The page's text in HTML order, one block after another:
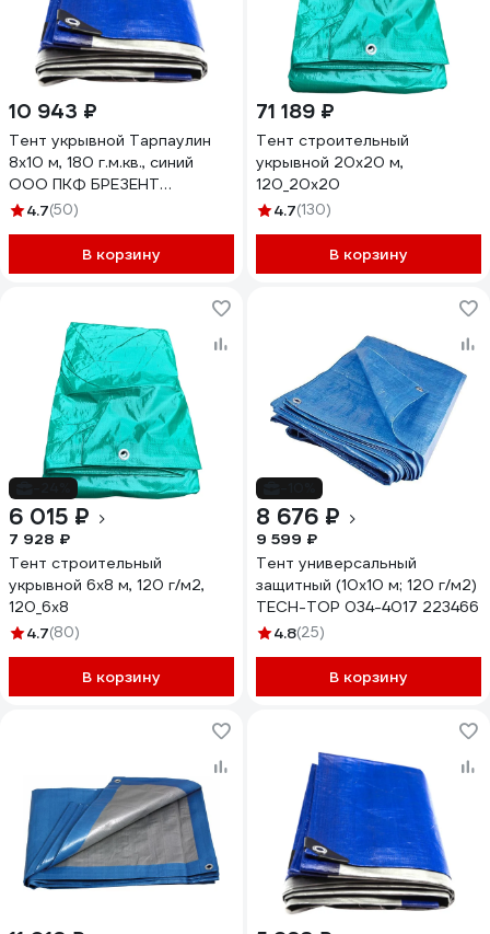
10 943 ₽
Тент укрывной Тарпаулин
8х10 м, 180 г.м.кв., синий
ООО ПКФ БРЕЗЕНТ
В81018020
4.7(50)
В корзину
71 189 ₽
Тент строительный
укрывной 20х20 м,
120_20х20
4.7(130)
В корзину
6 015 ₽
7 928 ₽
Тент строительный
укрывной 6х8 м, 120 г/м2,
120_6х8
4.7(80)
В корзину
8 676 ₽
9 599 ₽
Тент универсальный
защитный (10х10 м; 120 г/м2)
TECH-TOP 034-4017 223466
4.8(25)
В корзину